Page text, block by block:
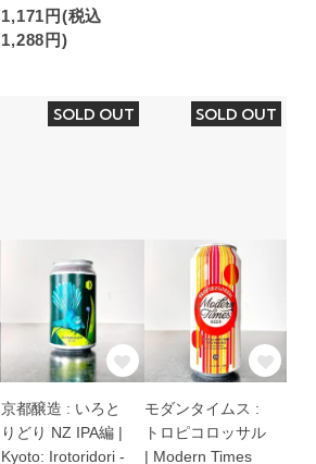
1,171円(税込
1,288円)
SOLD OUT
京都醸造 : いろと
りどり NZ IPA編 |
Kyoto: Irotoridori -
SOLD OUT
モダンタイムス :
トロピコロッサル
| Modern Times